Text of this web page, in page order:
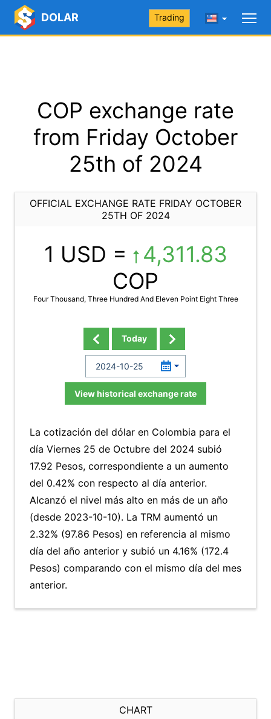
DOLAR Trading
COP exchange rate
from Friday October
25th of 2024
OFFICIAL EXCHANGE RATE FRIDAY OCTOBER
25TH OF 2024
1 USD =
4,311.83
COP
Four Thousand, Three Hundred And Eleven Point Eight Three
Today
View historical exchange rate
La cotización del dólar en Colombia para el
día Viernes 25 de Octubre del 2024 subió
17.92 Pesos, correspondiente a un aumento
del 0.42% con respecto al día anterior.
Alcanzó el nivel más alto en más de un año
(desde 2023-10-10). La TRM aumentó un
2.32% (97.86 Pesos) en referencia al mismo
día del año anterior y subió un 4.16% (172.4
Pesos) comparando con el mismo día del mes
anterior.
CHART